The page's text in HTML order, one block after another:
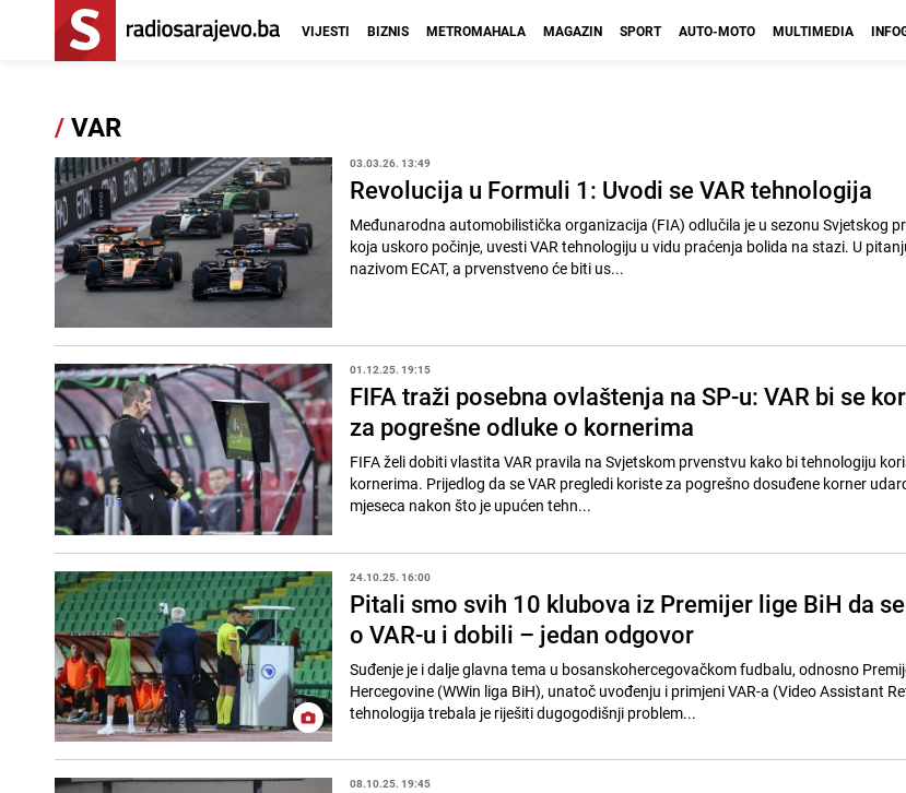
VIJESTI BIZNIS METROMAHALA MAGAZIN SPORT AUTO-MOTO MULTIMEDIA
/VAR
03.03.26. 13:49
Revolucija u Formuli 1: Uvodi se VAR tehnologija
Međunarodna automobilistička organizacija (FIA) odlučila je u sezonu Svjetskog
koja uskoro počinje, uvesti VAR tehnologiju u vidu praćenja bolida na stazi. U
nazivom ECAT, a prvenstveno će biti us...
01.12.25. 19:15
FIFA traži posebna ovlaštenja na SP-u: VAR bi se
za pogrešne odluke o kornerima
FIFA želi dobiti vlastita VAR pravila na Svjetskom prvenstvu kako bi tehnologiju
kornerima. Prijedlog da se VAR pregledi koriste za pogrešno dosuđene korner
mjeseca nakon što je upućen tehn...
24.10.25. 16:00
Pitali smo svih 10 klubova iz Premijer lige BiH da
o VAR-u i dobili – jedan odgovor
Suđenje je i dalje glavna tema u bosanskohercegovačkom fudbalu, odnosno
Hercegovine (WWin liga BiH), unatoč uvođenju i primjeni VAR-a (Video Assistant
tehnologija trebala je riješiti dugogodišnji problem...
08.10.25. 19:45